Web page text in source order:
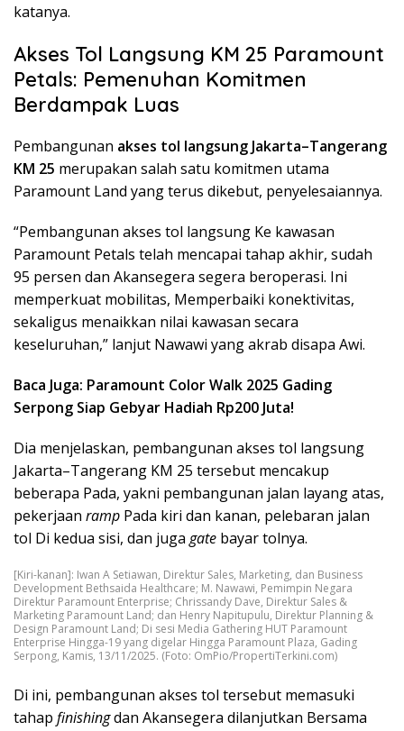
katanya.
Akses Tol Langsung KM 25 Paramount
Petals: Pemenuhan Komitmen
Berdampak Luas
Pembangunan akses tol langsung Jakarta–Tangerang
KM 25 merupakan salah satu komitmen utama
Paramount Land yang terus dikebut, penyelesaiannya.
“Pembangunan akses tol langsung Ke kawasan
Paramount Petals telah mencapai tahap akhir, sudah
95 persen dan Akansegera segera beroperasi. Ini
memperkuat mobilitas, Memperbaiki konektivitas,
sekaligus menaikkan nilai kawasan secara
keseluruhan,” lanjut Nawawi yang akrab disapa Awi.
Baca Juga: Paramount Color Walk 2025 Gading
Serpong Siap Gebyar Hadiah Rp200 Juta!
Dia menjelaskan, pembangunan akses tol langsung
Jakarta–Tangerang KM 25 tersebut mencakup
beberapa Pada, yakni pembangunan jalan layang atas,
pekerjaan ramp Pada kiri dan kanan, pelebaran jalan
tol Di kedua sisi, dan juga gate bayar tolnya.
[Kiri-kanan]: Iwan A Setiawan, Direktur Sales, Marketing, dan Business
Development Bethsaida Healthcare; M. Nawawi, Pemimpin Negara
Direktur Paramount Enterprise; Chrissandy Dave, Direktur Sales &
Marketing Paramount Land; dan Henry Napitupulu, Direktur Planning &
Design Paramount Land; Di sesi Media Gathering HUT Paramount
Enterprise Hingga-19 yang digelar Hingga Paramount Plaza, Gading
Serpong, Kamis, 13/11/2025. (Foto: OmPio/PropertiTerkini.com)
Di ini, pembangunan akses tol tersebut memasuki
tahap finishingdan Akansegera dilanjutkan Bersama